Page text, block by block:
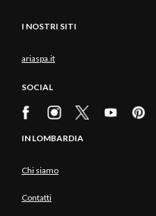
I NOSTRI SITI
ariaspa.it
SOCIAL
IN LOMBARDIA
Chi siamo
Contatti